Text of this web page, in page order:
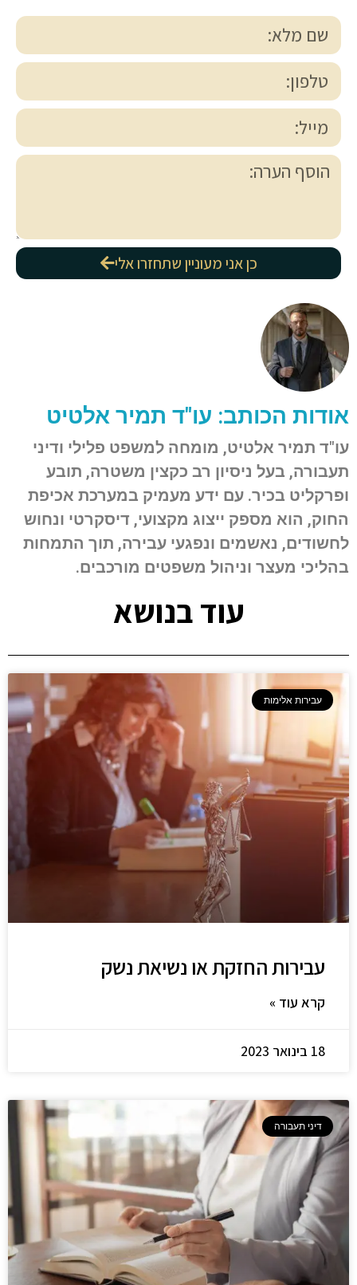
כן אני מעוניין שתחזרו אלי
אודות הכותב: עו"ד תמיר אלטיט
עו"ד תמיר אלטיט, מומחה למשפט פלילי ודיני
תעבורה, בעל ניסיון רב כקצין משטרה, תובע
ופרקליט בכיר. עם ידע מעמיק במערכת אכיפת
החוק, הוא מספק ייצוג מקצועי, דיסקרטי ונחוש
לחשודים, נאשמים ונפגעי עבירה, תוך התמחות
בהליכי מעצר וניהול משפטים מורכבים.
עוד בנושא
עבירות אלימות
עבירות החזקת או נשיאת נשק
קרא עוד »
18 בינואר 2023
דיני תעבורה